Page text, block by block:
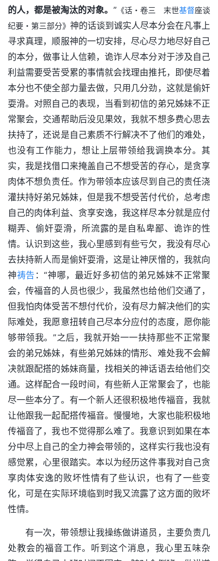
的人，都是被淘汰的对象。 ” 《话・卷三 末世基督座谈
纪要・第三部分》 神的话谈到诚实人尽本分会在凡事上
寻求真理，顺服神的一切安排，尽心尽力地尽好自己
的本分，做事让人信赖，诡诈人尽本分对于涉及自己
利益需要受苦受累的事情就会找理由推托，即使尽着
本分也不使全部力量去做，只用几分劲，这就是偷奸
耍滑。对照自己的表现，当看到初信的弟兄姊妹不正
常聚会，交通帮助后没见果效，我就不想多费心思去
扶持了，还说是自己素质不行解决不了他们的难处，
也没有工作能力，想让上层带领给我调换本分。其
实，我是找借口来掩盖自己不想受苦的存心，是贪享
肉体不想负责任。作为带领本应该尽到自己的责任浇
灌扶持好弟兄姊妹，但是我不想受苦付代价，总考虑
自己的肉体利益、贪享安逸，我这样尽本分就是应付
糊弄、偷奸耍滑，所流露的是自私卑鄙、诡诈的性
情。认识到这些，我心里感到有些亏欠，我没有尽心
去扶持新人而是偷奸耍滑，这是让神厌憎的，我就向
神祷告 ：“神哪，最近好多初信的弟兄姊妹不正常聚
会，传福音的人员也很少，我虽然也给他们交通了，
但我怕肉体受苦不想付代价，没有尽力解决他们的实
际难处，我愿意扭转自己尽本分应付的态度，愿你能
够带领我。”之后，我就开始一一扶持那些不正常聚
会的弟兄姊妹，有些弟兄姊妹的情形、难处我不会解
决就跟配搭的姊妹商量，找相关的神话语去给他们交
通。这样配合一段时间，有些新人正常聚会了，也能
尽一些本分了。有一个新人还很积极地传福音，我就
让他跟我一起配搭传福音。慢慢地，大家也能积极地
传福音了，我也不觉得那么难了。我意识到如果在本
分中尽上自己的全力神会带领的，这样实行我也没有
感觉累，心里很踏实。本以为经历这件事我对自己贪
享肉体安逸的败坏性情有了些认识，也有了一些变
化，可是在实际环境临到时我又流露了这方面的败坏
性情。
有一次，带领想让我操练做讲道员，主要负责几
处教会的福音工作。听到这个消息，我心里五味杂